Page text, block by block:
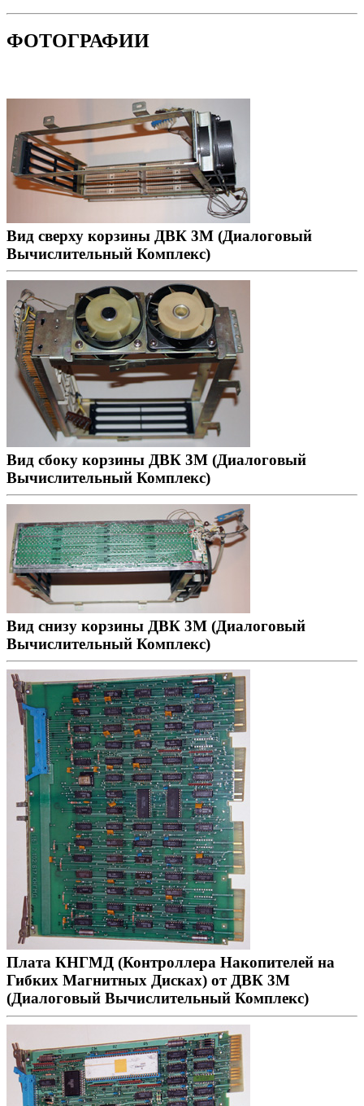
ФОТОГРАФИИ
Вид сверху корзины ДВК 3М (Диалоговый
Вычислительный Комплекс)
Вид сбоку корзины ДВК 3М (Диалоговый
Вычислительный Комплекс)
Вид снизу корзины ДВК 3М (Диалоговый
Вычислительный Комплекс)
Плата КНГМД (Контроллера Накопителей на
Гибких Магнитных Дисках) от ДВК 3М
(Диалоговый Вычислительный Комплекс)